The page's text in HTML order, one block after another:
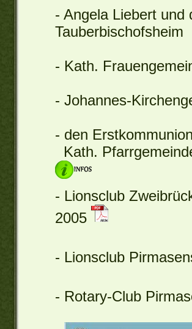
- Angela Liebert und
Tauberbischofsheim
- Kath.
- Johannes-
- den
Kath.
- Lionsclub
2005
- Lionsclub
- Rotary-Club